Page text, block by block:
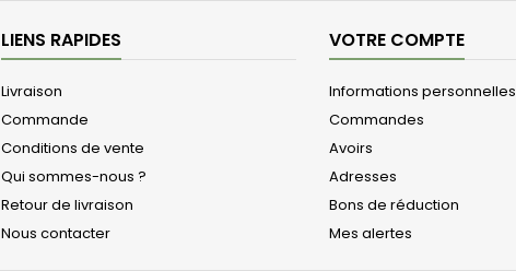
LIENS RAPIDES
Livraison
Commande
Conditions de vente
Qui sommes-nous ?
Retour de livraison
Nous contacter
VOTRE COMPTE
Informations personnelles
Commandes
Avoirs
Adresses
Bons de réduction
Mes alertes